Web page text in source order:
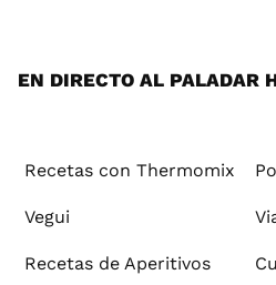
EN DIRECTO AL PALADAR
Recetas con Thermomix
Vegui
Recetas de Aperitivos